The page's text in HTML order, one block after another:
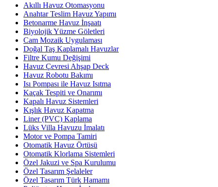
Akıllı Havuz Otomasyonu
Anahtar Teslim Havuz Yapımı
Betonarme Havuz İnşaatı
Biyolojik Yüzme Göletleri
Cam Mozaik Uygulaması
Doğal Taş Kaplamalı Havuzlar
Filtre Kumu Değişimi
Havuz Çevresi Ahşap Deck
Havuz Robotu Bakımı
Isı Pompası ile Havuz Isıtma
Kaçak Tespiti ve Onarımı
Kapalı Havuz Sistemleri
Kışlık Havuz Kapatma
Liner (PVC) Kaplama
Lüks Villa Havuzu İmalatı
Motor ve Pompa Tamiri
Otomatik Havuz Örtüsü
Otomatik Klorlama Sistemleri
Özel Jakuzi ve Spa Kurulumu
Özel Tasarım Şelaleler
Özel Tasarım Türk Hamamı